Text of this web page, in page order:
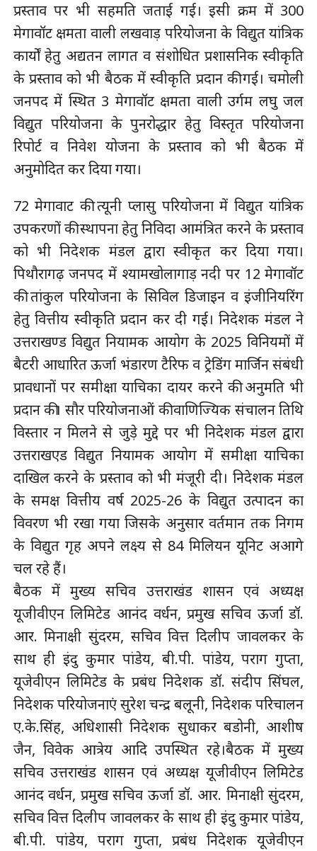
प्रस्ताव पर भी सहमति जताई गई। इसी क्रम में 300
मेगावॉट क्षमता वाली लखवाड़ परियोजना के विद्युत यांत्रिक
कार्यों हेतु अद्यतन लागत व संशोधित प्रशासनिक स्वीकृति
के प्रस्ताव को भी बैठक में स्वीकृति प्रदान की गई। चमोली
जनपद में स्थित 3 मेगावॉट क्षमता वाली उर्गम लघु जल
विद्युत परियोजना के पुनरोद्धार हेतु विस्तृत परियोजना
रिपोर्ट व निवेश योजना के प्रस्ताव को भी बैठक में
अनुमोदित कर दिया गया।
72 मेगावाट की त्यूनी प्लासु परियोजना में विद्युत यांत्रिक
उपकरणों की स्थापना हेतु निविदा आमंत्रित करने के प्रस्ताव
को भी निदेशक मंडल द्वारा स्वीकृत कर दिया गया।
पिथौरागढ़ जनपद में श्यामखोलागाड़ नदी पर 12 मेगावॉट
की तांकुल परियोजना के सिविल डिजाइन व इंजीनियरिंग
हेतु वित्तीय स्वीकृति प्रदान कर दी गई। निदेशक मंडल ने
उत्तराखण्ड विद्युत नियामक आयोग के 2025 विनियमों में
बैटरी आधारित ऊर्जा भंडारण टैरिफ व ट्रेडिंग मार्जिन संबंधी
प्रावधानों पर समीक्षा याचिका दायर करने की अनुमति भी
प्रदान की। सौर परियोजनाओं की वाणिज्यिक संचालन तिथि
विस्तार न मिलने से जुड़े मुद्दे पर भी निदेशक मंडल द्वारा
उत्तराखएड विद्युत नियामक आयोग में समीक्षा याचिका
दाखिल करने के प्रस्ताव को भी मंजूरी दी। निदेशक मंडल
के समक्ष वित्तीय वर्ष 2025-26 के विद्युत उत्पादन का
विवरण भी रखा गया जिसके अनुसार वर्तमान तक निगम
के विद्युत गृह अपने लक्ष्य से 84 मिलियन यूनिट अआगे
चल रहे हैं।
बैठक में मुख्य सचिव उत्तराखंड शासन एवं अध्यक्ष
यूजीवीएन लिमिटेड आनंद वर्धन, प्रमुख सचिव ऊर्जा डॉ.
आर. मिनाक्षी सुंदरम, सचिव वित्त दिलीप जावलकर के
साथ ही इंदु कुमार पांडेय, बी.पी. पांडेय, पराग गुप्ता,
यूजेवीएन लिमिटेड के प्रबंध निदेशक डॉ. संदीप सिंघल,
निदेशक परियोजनाएं सुरेश चन्द्र बलूनी, निदेशक परिचालन
ए.के.सिंह, अधिशासी निदेशक सुधाकर बडोनी, आशीष
जैन, विवेक आत्रेय आदि उपस्थित रहे।बैठक में मुख्य
सचिव उत्तराखंड शासन एवं अध्यक्ष यूजीवीएन लिमिटेड
आनंद वर्धन, प्रमुख सचिव ऊर्जा डॉ. आर. मिनाक्षी सुंदरम,
सचिव वित्त दिलीप जावलकर के साथ ही इंदु कुमार पांडेय,
बी.पी. पांडेय, पराग गुप्ता, प्रबंध निदेशक यूजेवीएन